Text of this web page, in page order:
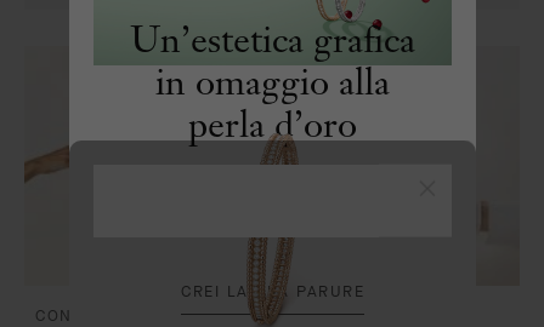
CONSEGNA E PAGAMENTI CURA E SERVIZI
Arpels
Un’estetica grafica
in omaggio alla
perla d’oro
CREI LA SUA PARURE